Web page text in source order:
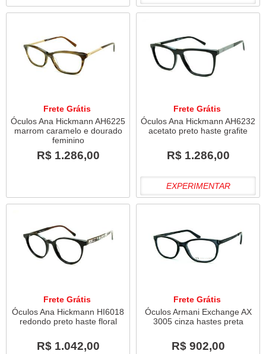
Frete Grátis
Óculos Ana Hickmann AH6225
marrom caramelo e dourado
feminino
R$ 1.286,00
Frete Grátis
Óculos Ana Hickmann AH6232
acetato preto haste grafite
R$ 1.286,00
EXPERIMENTAR
Frete Grátis
Óculos Ana Hickmann HI6018
redondo preto haste floral
R$ 1.042,00
Frete Grátis
Óculos Armani Exchange AX
3005 cinza hastes preta
R$ 902,00